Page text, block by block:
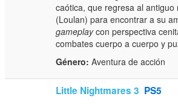
caótica, que regresa al antiguo
(Loulan) para encontrar a su
gameplaycon perspectiva
combates cuerpo a cuerpo y
Género: Aventura de acción
Little Nightmares 3 PS5